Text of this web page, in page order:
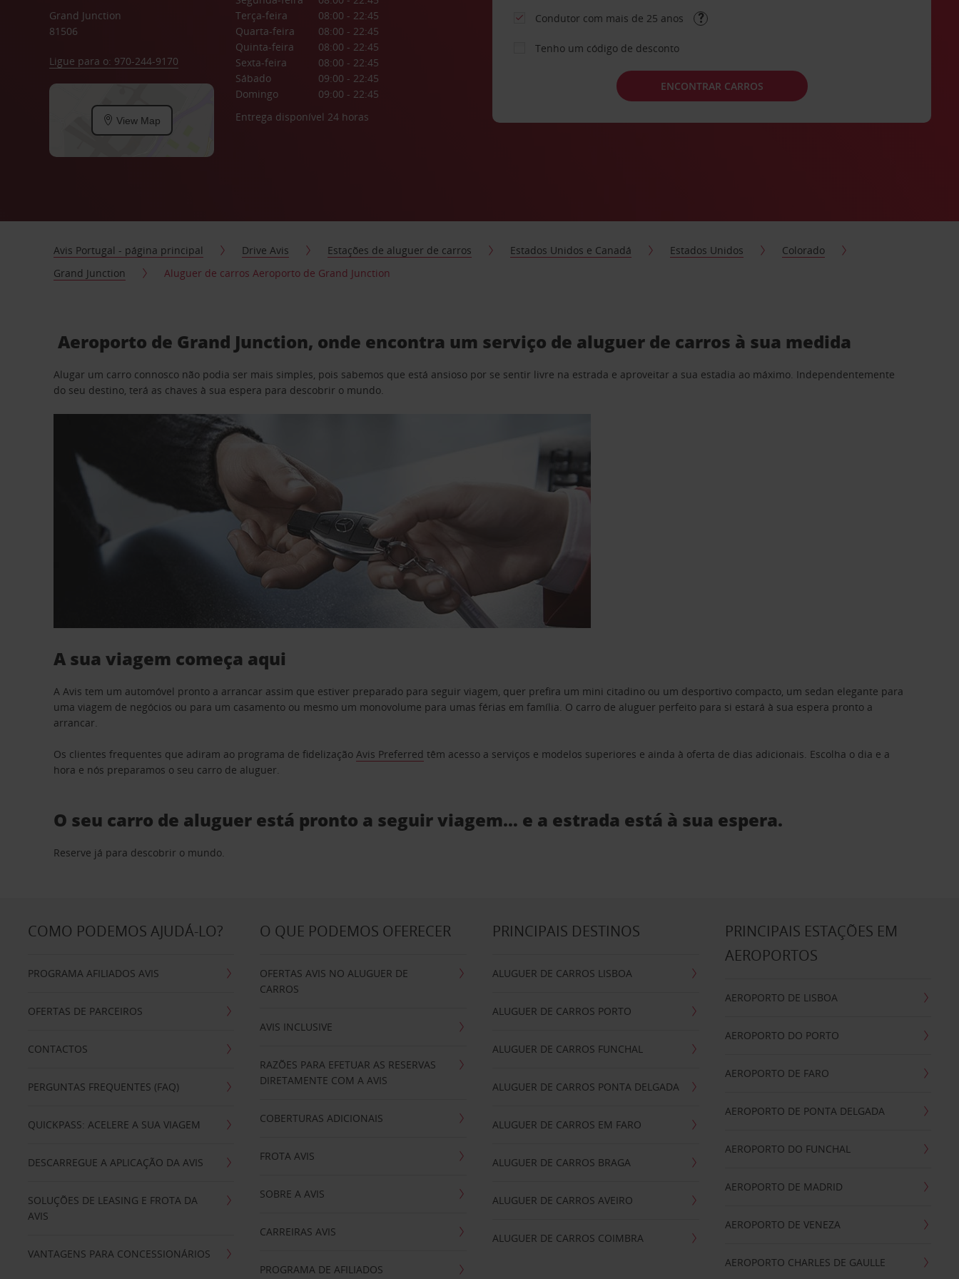
Grand Junction
81506
Ligue para o: 970-244-9170
View Map
Terça-feira
08:00 - 22:45
Quarta-feira
08:00 - 22:45
Quinta-feira
08:00 - 22:45
Sexta-feira
08:00 - 22:45
Sábado
09:00 - 22:45
Domingo
09:00 - 22:45
Entrega disponível 24 horas
Condutor com mais de 25 anos
Tenho um código de desconto
ENCONTRAR CARROS
Avis Portugal - página principal Drive Avis Estações de aluguer de carros Estados Unidos e Canadá Estados Unidos
Colorado
Grand Junction
Aluguer de carros Aeroporto de Grand Junction
Aeroporto de Grand Junction, onde encontra um serviço de aluguer de carros à sua medida
Alugar um carro connosco não podia ser mais simples, pois sabemos que está ansioso por se sentir livre na estrada e aproveitar a sua estadia ao máximo. Independentemente
do seu destino, terá as chaves à sua espera para descobrir o mundo.
A sua viagem começa aqui
A Avis tem um automóvel pronto a arrancar assim que estiver preparado para seguir viagem, quer prefira um mini citadino ou um desportivo compacto, um sedan elegante para
uma viagem de negócios ou para um casamento ou mesmo um monovolume para umas férias em família. O carro de aluguer perfeito para si estará à sua espera pronto a
arrancar.
Os clientes frequentes que adiram ao programa de fidelizaçãoAvis Preferred têm acesso a serviços e modelos superiores e ainda à oferta de dias adicionais. Escolha o dia e a
hora e nós preparamos o seu carro de aluguer.
O seu carro de aluguer está pronto a seguir viagem… e a estrada está à sua espera.
Reserve já para descobrir o mundo.
COMO PODEMOS AJUDÁ-LO?
PROGRAMA AFILIADOS AVIS
OFERTAS DE PARCEIROS
CONTACTOS
PERGUNTAS FREQUENTES (FAQ)
QUICKPASS: ACELERE A SUA VIAGEM
DESCARREGUE A APLICAÇÃO DA AVIS
SOLUÇÕES DE LEASING E FROTA DA
AVIS
VANTAGENS PARA CONCESSIONÁRIOS
O QUE PODEMOS OFERECER
OFERTAS AVIS NO ALUGUER DE
CARROS
AVIS INCLUSIVE
RAZÕES PARA EFETUAR AS RESERVAS
DIRETAMENTE COM A AVIS
COBERTURAS ADICIONAIS
FROTA AVIS
SOBRE A AVIS
CARREIRAS AVIS
PROGRAMA DE AFILIADOS
PRINCIPAIS DESTINOS
ALUGUER DE CARROS LISBOA
ALUGUER DE CARROS PORTO
ALUGUER DE CARROS FUNCHAL
ALUGUER DE CARROS PONTA DELGADA
ALUGUER DE CARROS EM FARO
ALUGUER DE CARROS BRAGA
ALUGUER DE CARROS AVEIRO
ALUGUER DE CARROS COIMBRA
PRINCIPAIS ESTAÇÕES EM
AEROPORTOS
AEROPORTO DE LISBOA
AEROPORTO DO PORTO
AEROPORTO DE FARO
AEROPORTO DE PONTA DELGADA
AEROPORTO DO FUNCHAL
AEROPORTO DE MADRID
AEROPORTO DE VENEZA
AEROPORTO CHARLES DE GAULLE